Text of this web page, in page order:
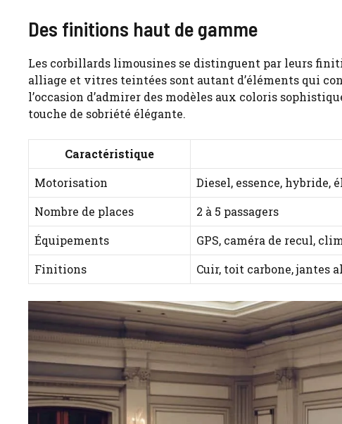
Des finitions haut de gamme
Les corbillards limousines se distinguent par leurs
alliage et vitres teintées sont autant d’éléments qui
l’occasion d’admirer des modèles aux coloris
touche de sobriété élégante.
Caractéristique
Motorisation
Diesel, essence, hybride,
Nombre de places
2 à 5 passagers
Équipements
GPS, caméra de recul,
Finitions
Cuir, toit carbone, jantes